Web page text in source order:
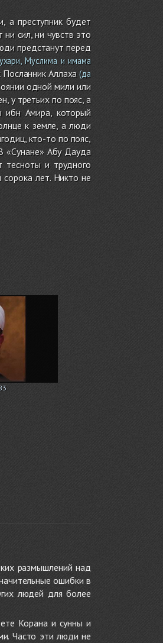
а преступник будет
ни сил, ни чувств это
предстанут перед
Муслима и имама
Аллаха (да
одной мили или
у третьих по пояс, а
Амира, который
к земле, а люди
кто-то по пояс,
«Сунане» Абу Дауда
и трудного
лет. Никто не
размышлений над
ошибки в
людей для более
Корана и сунны и
Часто эти люди не